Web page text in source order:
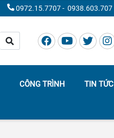
0972.15.7707- 0938.603.707
CÔNG TRÌNH TIN TỨC